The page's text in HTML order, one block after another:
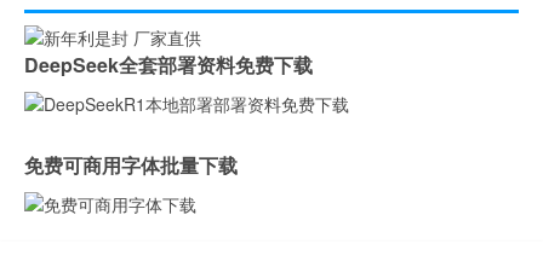
DeepSeek全套部署资料免费下载
免费可商用字体批量下载